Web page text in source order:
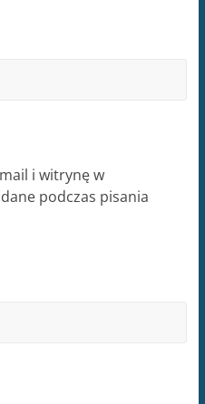
i witrynę w
podczas pisania